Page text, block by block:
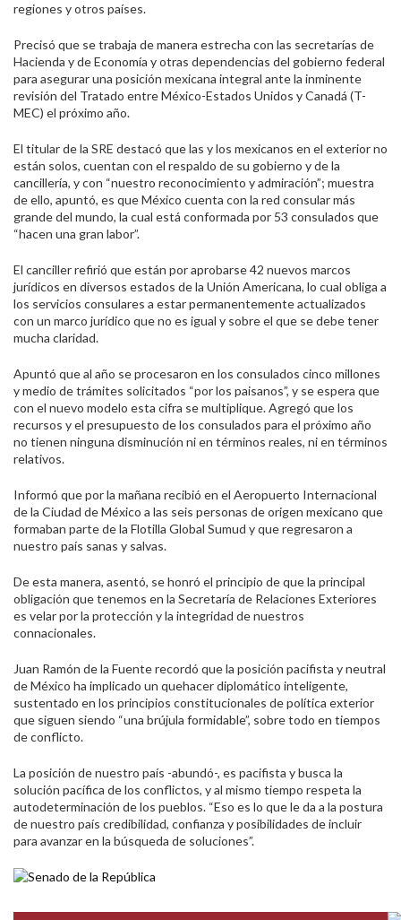
regiones y otros países.
Precisó que se trabaja de manera estrecha con las secretarías de
Hacienda y de Economía y otras dependencias del gobierno federal
para asegurar una posición mexicana integral ante la inminente
revisión del Tratado entre México-Estados Unidos y Canadá (T-
MEC) el próximo año.
El titular de la SRE destacó que las y los mexicanos en el exterior no
están solos, cuentan con el respaldo de su gobierno y de la
cancillería, y con “nuestro reconocimiento y admiración”; muestra
de ello, apuntó, es que México cuenta con la red consular más
grande del mundo, la cual está conformada por 53 consulados que
“hacen una gran labor”.
El canciller refirió que están por aprobarse 42 nuevos marcos
jurídicos en diversos estados de la Unión Americana, lo cual obliga a
los servicios consulares a estar permanentemente actualizados
con un marco jurídico que no es igual y sobre el que se debe tener
mucha claridad.
Apuntó que al año se procesaron en los consulados cinco millones
y medio de trámites solicitados “por los paisanos”, y se espera que
con el nuevo modelo esta cifra se multiplique. Agregó que los
recursos y el presupuesto de los consulados para el próximo año
no tienen ninguna disminución ni en términos reales, ni en términos
relativos.
Informó que por la mañana recibió en el Aeropuerto Internacional
de la Ciudad de México a las seis personas de origen mexicano que
formaban parte de la Flotilla Global Sumud y que regresaron a
nuestro país sanas y salvas.
De esta manera, asentó, se honró el principio de que la principal
obligación que tenemos en la Secretaría de Relaciones Exteriores
es velar por la protección y la integridad de nuestros
connacionales.
Juan Ramón de la Fuente recordó que la posición pacifista y neutral
de México ha implicado un quehacer diplomático inteligente,
sustentado en los principios constitucionales de política exterior
que siguen siendo “una brújula formidable”, sobre todo en tiempos
de conflicto.
La posición de nuestro país -abundó-, es pacifista y busca la
solución pacífica de los conflictos, y al mismo tiempo respeta la
autodeterminación de los pueblos. “Eso es lo que le da a la postura
de nuestro país credibilidad, confianza y posibilidades de incluir
para avanzar en la búsqueda de soluciones”.